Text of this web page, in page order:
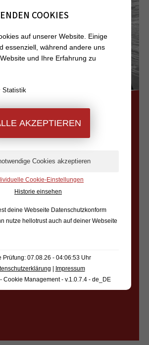
PRÄZISE
ANFRAGEN
Fertigung
Lieferzeiten.
E-MAIL SCHREIBEN
COOKIES
auf unserer Website. Einige
essenziell, während andere uns
und Ihre Erfahrung zu
Statistik
Cookie-Einstellungen
Historie einsehen
deine Webseite Datenschutzkonform
nutze hellotrust auch auf deiner Webseite
Prüfung: 07.08.26 - 04:06:53 Uhr
Impressum
Cookie Management - v.1.0.7.4 - de_DE